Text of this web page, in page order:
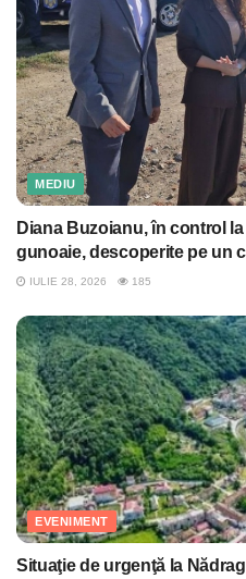
MEDIU
Diana Buzoianu, în control
gunoaie, descoperite pe un
IULIE 28, 2026 185
EVENIMENT
Situaţie de urgenţă la